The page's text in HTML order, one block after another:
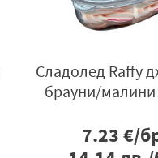
Сладолед Raffy
брауни/малини
7.23€/